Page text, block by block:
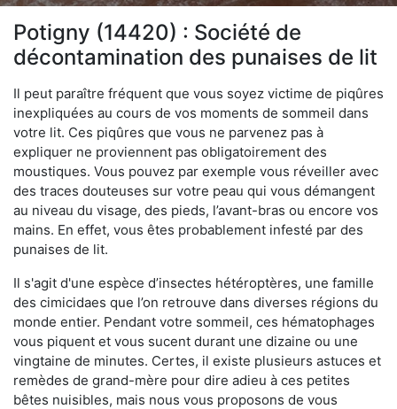
Potigny (14420) : Société de
décontamination des punaises de lit
Il peut paraître fréquent que vous soyez victime de piqûres
inexpliquées au cours de vos moments de sommeil dans
votre lit. Ces piqûres que vous ne parvenez pas à
expliquer ne proviennent pas obligatoirement des
moustiques. Vous pouvez par exemple vous réveiller avec
des traces douteuses sur votre peau qui vous démangent
au niveau du visage, des pieds, l’avant-bras ou encore vos
mains. En effet, vous êtes probablement infesté par des
punaises de lit.
Il s'agit d'une espèce d’insectes hétéroptères, une famille
des cimicidaes que l’on retrouve dans diverses régions du
monde entier. Pendant votre sommeil, ces hématophages
vous piquent et vous sucent durant une dizaine ou une
vingtaine de minutes. Certes, il existe plusieurs astuces et
remèdes de grand-mère pour dire adieu à ces petites
bêtes nuisibles, mais nous vous proposons de vous